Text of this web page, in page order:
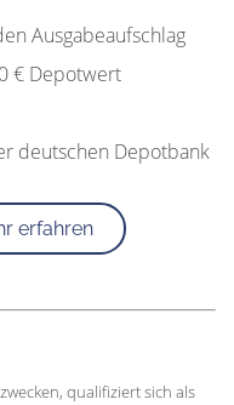
Ausgabeaufschlag
€ Depotwert
deutschen Depotbank
erfahren
qualifiziert sich als